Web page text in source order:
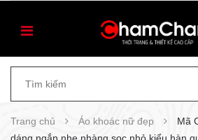
Trang chủ Áo khoác nữ đẹp
Mã